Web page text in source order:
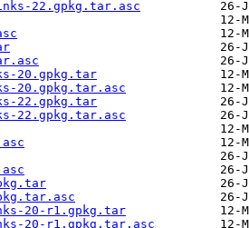
22.gpkg.tar.asc
20.gpkg.tar
20.gpkg.tar.asc
22.gpkg.tar
22.gpkg.tar.asc
20-r1.gpkg.tar
20-r1.gpkg.tar.asc